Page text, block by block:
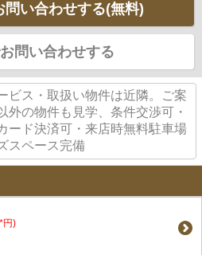
問い合わせする(無料)
問い合わせする
ビス・取扱い物件は近隣。ご案
外の物件も見学、条件交渉可・
ード決済可・来店時無料駐車場
スペース完備
円)